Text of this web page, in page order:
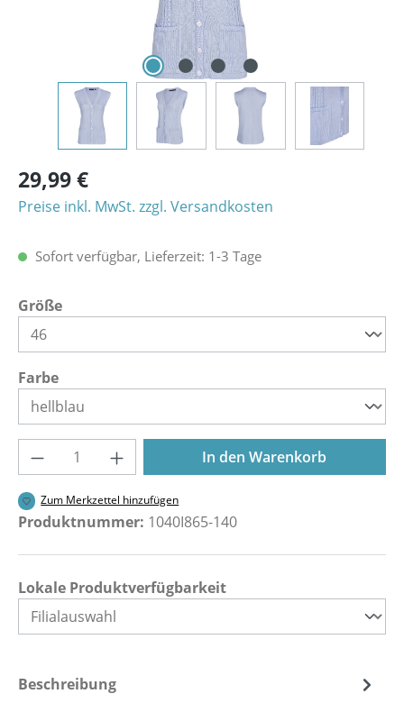
29,99 €
Preise inkl. MwSt. zzgl. Versandkosten
Sofort verfügbar, Lieferzeit: 1-3 Tage
Größeauswählen
Farbeauswählen
Produkt Anzahl: Gib den gewünschten
In den Warenkorb
Zum Merkzettel hinzufügen
Produktnummer: 1040I865-140
Lokale Produktverfügbarkeit
Beschreibung